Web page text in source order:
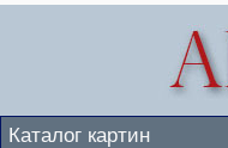
Каталог картин